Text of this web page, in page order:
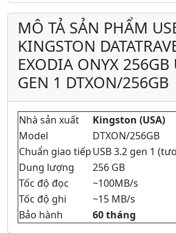
MÔ TẢ SẢN PHẨM
KINGSTON
EXODIA ONYX 256GB
GEN 1 DTXON/256GB
Nhà sản xuất
Kingston (USA)
Model
DTXON/256GB
Chuẩn giao tiếpUSB 3.2 gen 1
Dung lượng
256 GB
Tốc độ đọc
~100MB/s
Tốc độ ghi
~15 MB/s
Bảo hành
60 tháng